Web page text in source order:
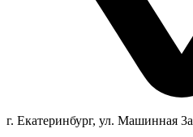
г. Екатеринбург, ул. Машинная 3а